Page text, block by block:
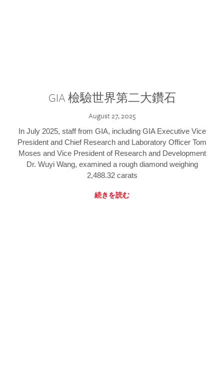
GIA 檢驗世界第二大鑽石
August 27, 2025
In July 2025, staff from GIA, including GIA Executive Vice
President and Chief Research and Laboratory Officer Tom
Moses and Vice President of Research and Development
Dr. Wuyi Wang, examined a rough diamond weighing
2,488.32 carats
続きを読む